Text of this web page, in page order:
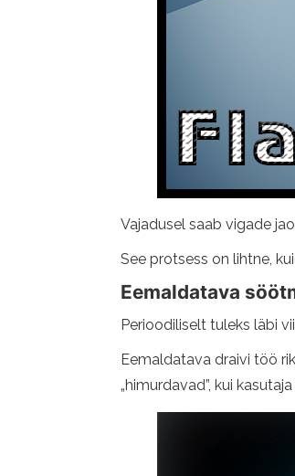
Vajadusel saab vigade
See protsess on lihtne,
Eemaldatava
Perioodiliselt tuleks läbi
Eemaldatava draivi töö
„himurdavad”, kui